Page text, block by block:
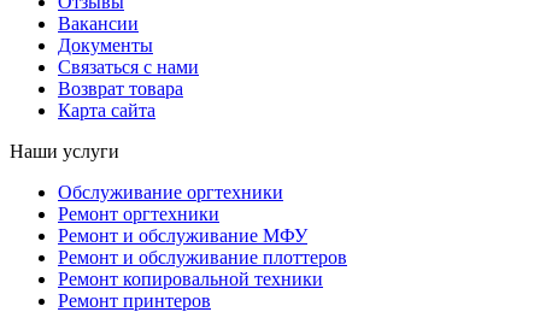
Вакансии
Документы
Связаться с нами
Возврат товара
Карта сайта
Наши услуги
Обслуживание оргтехники
Ремонт оргтехники
Ремонт и обслуживание МФУ
Ремонт и обслуживание плоттеров
Ремонт копировальной техники
Ремонт принтеров